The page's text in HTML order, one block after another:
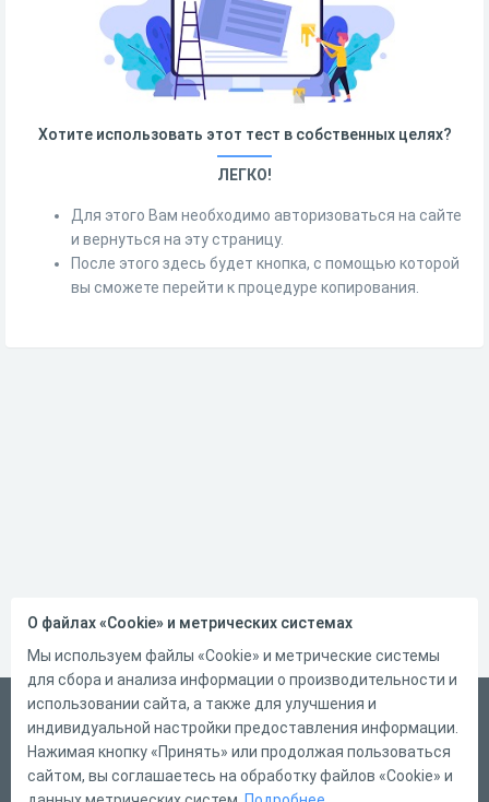
Хотите использовать этот тест в собственных целях?
ЛЕГКО!
Для этого Вам необходимо авторизоваться на сайте
и вернуться на эту страницу.
После этого здесь будет кнопка, с помощью которой
вы сможете перейти к процедуре копирования.
Русский
Справка
Форма обратной связи
О файлах «Cookie» и метрических системах
Мы используем файлы «Cookie» и метрические системы
для сбора и анализа информации о производительности и
использовании сайта, а также для улучшения и
индивидуальной настройки предоставления информации.
Нажимая кнопку «Принять» или продолжая пользоваться
сайтом, вы соглашаетесь на обработку файлов «Cookie» и